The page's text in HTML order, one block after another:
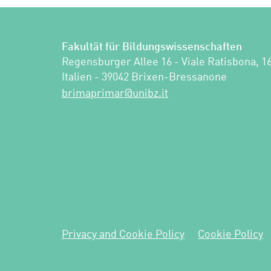
Fakultät für Bildungswissenschaften
Regensburger Allee 16 - Viale Ratisbona,
Italien - 39042 Brixen-Bressanone
ti.zbinu@ramirpamirb
Privacy and Cookie Policy Cookie Policy